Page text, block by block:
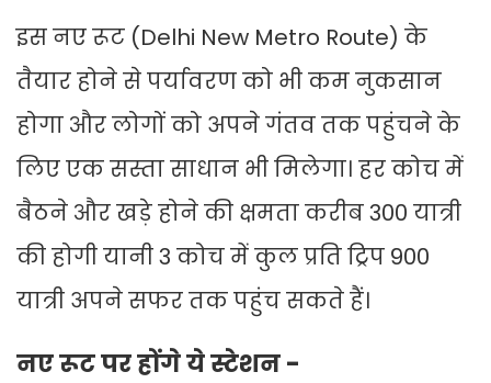
इस नए रूट (Delhi New Metro Route) के
तैयार होने से पर्यावरण को भी कम नुकसान
होगा और लोगों को अपने गंतव तक पहुंचने के
लिए एक सस्ता साधान भी मिलेगा। हर कोच में
बैठने और खड़े होने की क्षमता करीब 300 यात्री
की होगी यानी 3 कोच में कुल प्रति ट्रिप 900
यात्री अपने सफर तक पहुंच सकते हैं।
नए रूट पर होंगे ये स्टेशन -